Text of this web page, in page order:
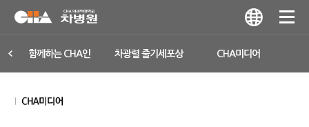
함께하는 CHA인 차광렬 줄기세포상 CHA미디어